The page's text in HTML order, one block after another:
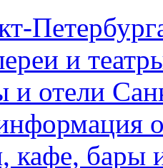
и
и отели
кафе, бары